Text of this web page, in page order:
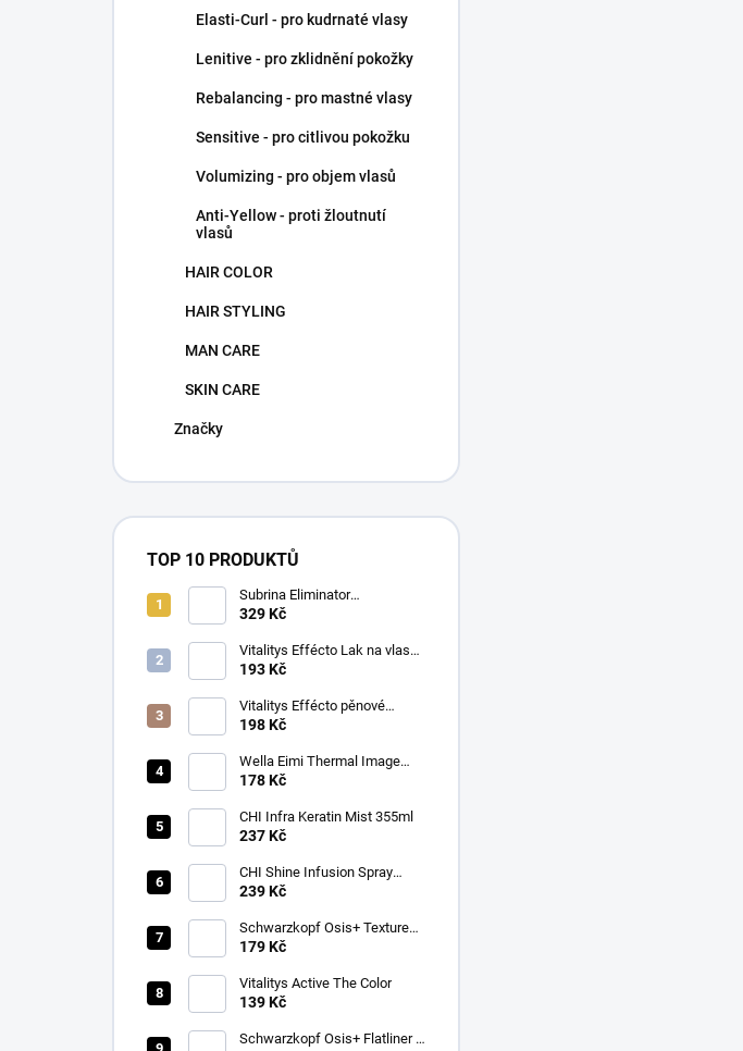
Elasti-Curl - pro kudrnaté vlasy
Lenitive - pro zklidnění pokožky
Rebalancing - pro mastné vlasy
Sensitive - pro citlivou pokožku
Volumizing - pro objem vlasů
Anti-Yellow - proti žloutnutí
vlasů
HAIR COLOR
HAIR STYLING
MAN CARE
SKIN CARE
Značky
TOP 10 PRODUKTŮ
Subrina Eliminator
odstraňovač barvy 2 x 100 ml
329 Kč
Vitalitys Effécto Lak na vlasy
silný 500 ml
193 Kč
Vitalitys Effécto pěnové
tužidlo silné 250 ml
198 Kč
Wella Eimi Thermal Image
150 ml
178 Kč
CHI Infra Keratin Mist 355ml
237 Kč
CHI Shine Infusion Spray
150g
239 Kč
Schwarzkopf Osis+ Texture
Thrill stylingová vláknitá guma
179 Kč
Vitalitys Active The Color
139 Kč
Schwarzkopf Osis+ Flatliner –